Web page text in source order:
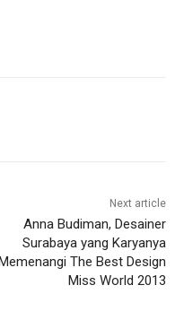
Next article
Anna Budiman, Desainer
Surabaya yang Karyanya
The Best Design
Miss World 2013